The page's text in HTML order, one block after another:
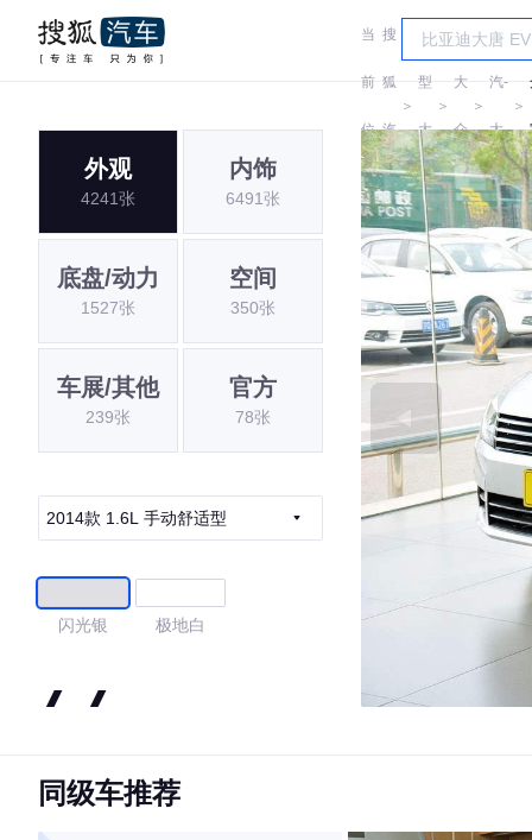
当
前
位
置:
搜
狐
汽
车
＞
车
型
大
全
＞
大
众
＞
一
汽-
大
众
＞
外观
4241张
内饰
6491张
底盘/动力
1527张
空间
350张
车展/其他
239张
官方
78张
2014款 1.6L 手动舒适型
闪光银 极地白
4.4
·外观表现一般，低于59%同级车
同级车推荐